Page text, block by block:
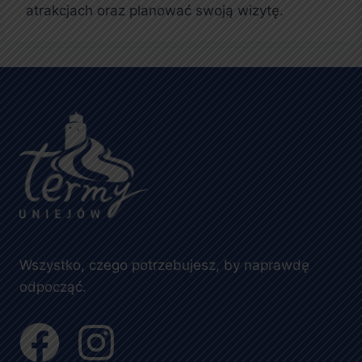
atrakcjach oraz planować swoją wizytę.
Wszystko, czego potrzebujesz, by naprawdę
odpocząć.